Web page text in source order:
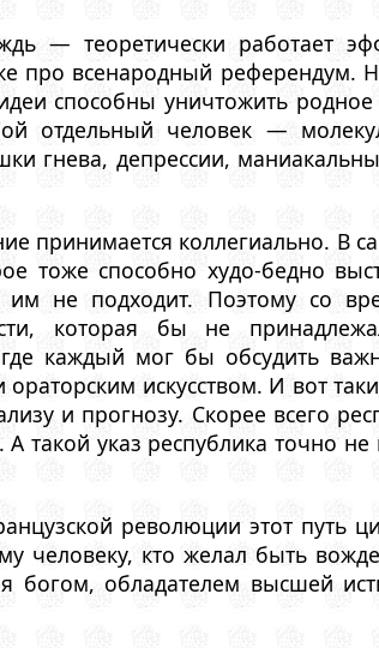
— теоретически работает
про всенародный референдум.
способны уничтожить родное
отдельный человек —
гнева, депрессии,
принимается коллегиально. В
тоже способно худо-бедно
им не подходит. Поэтому со
которая бы не
каждый мог бы обсудить
искусством. И вот
и прогнозу. Скорее всего
такой указ республика точно
революции этот путь
человеку, кто желал быть
богом, обладателем высшей